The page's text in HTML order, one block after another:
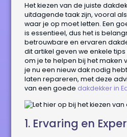
Het kiezen van de juiste
uitdagende taak zijn, vooral
waar je op moet letten. Een
is essentieel, dus het is
betrouwbare en ervaren
dit artikel geven we enkele
om je te helpen bij het maken
je nu een nieuw dak nodig
laten repareren, met deze
van een goede dakdekker in
1. Ervaring en